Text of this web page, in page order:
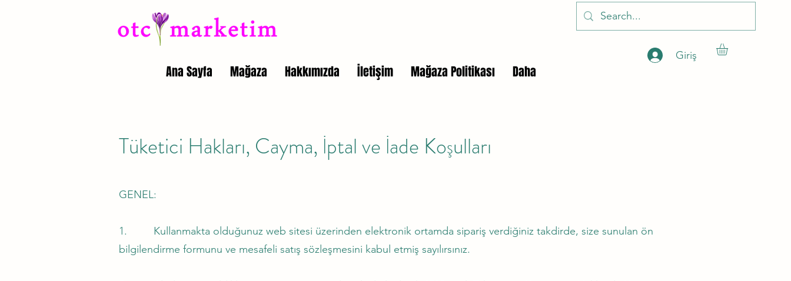
Ana Sayfa Mağaza Hakkımızda İletişim Mağaza Politikası Daha
Giriş
Tüketici Hakları, Cayma, İptal ve İade Koşulları
GENEL:
1. Kullanmakta olduğunuz web sitesi üzerinden elektronik ortamda sipariş verdiğiniz takdirde, size sunulan ön
bilgilendirme formunu ve mesafeli satış sözleşmesini kabul etmiş sayılırsınız.